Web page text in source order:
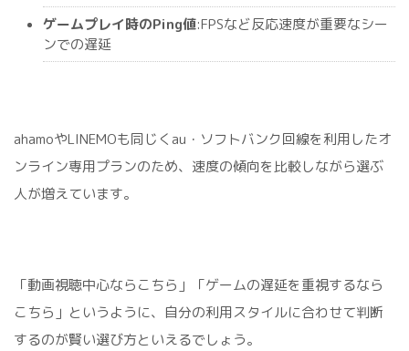
ゲームプレイ時のPing値:FPSなど反応速度が重要なシー
ンでの遅延
ahamoやLINEMOも同じくau・ソフトバンク回線を利用したオ
ンライン専用プランのため、速度の傾向を比較しながら選ぶ
人が増えています。
「動画視聴中心ならこちら」「ゲームの遅延を重視するなら
こちら」というように、自分の利用スタイルに合わせて判断
するのが賢い選び方といえるでしょう。